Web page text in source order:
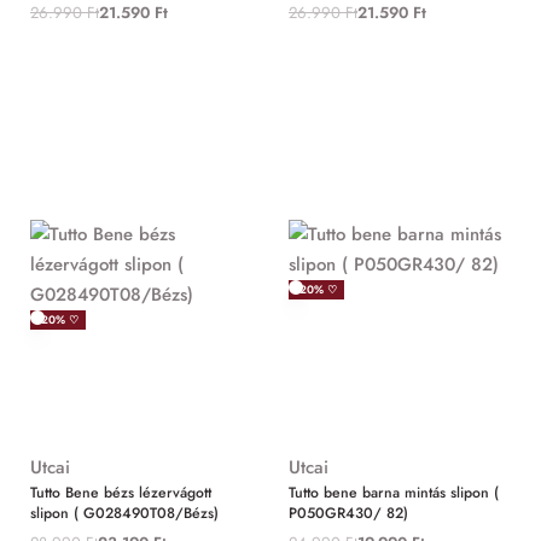
26.990Ft21.590 Ft 26.990Ft21.590 Ft
-20% ♡
Utcai
Tutto Bene bézs lézervágott
slipon ( G028490T08/Bézs)
-20% ♡
Utcai
Tutto bene barna mintás slipon (
P050GR430/ 82)